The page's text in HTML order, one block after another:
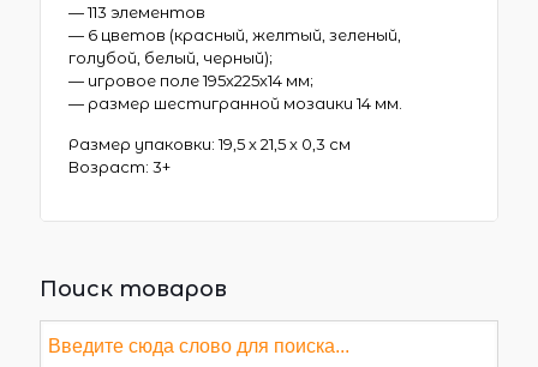
— 113 элементов
— 6 цветов (красный, желтый, зеленый,
голубой, белый, черный);
— игровое поле 195х225х14 мм;
— размер шестигранной мозаики 14 мм.
Размер упаковки: 19,5 х 21,5 х 0,3 см
Возраст: 3+
Поиск товаров